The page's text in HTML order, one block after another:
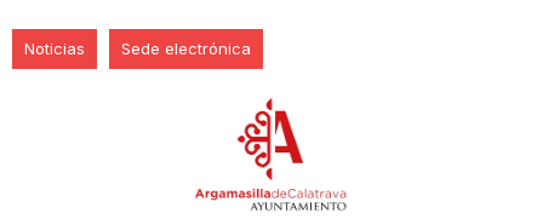
Noticias Sede electrónica